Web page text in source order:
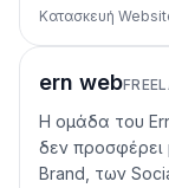
Κατασκευή
ern web
H ομάδα του
δεν προσφέρει
Brand, των